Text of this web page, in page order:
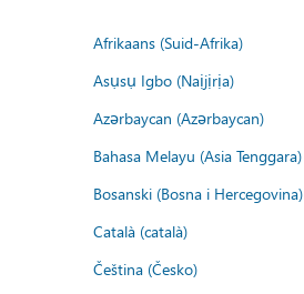
Afrikaans (Suid-Afrika)
Asụsụ Igbo (Naịjịrịa)
Azərbaycan (Azərbaycan)
Bahasa Melayu (Asia Tenggara)
Bosanski (Bosna i Hercegovina)
Català (català)
Čeština (Česko)